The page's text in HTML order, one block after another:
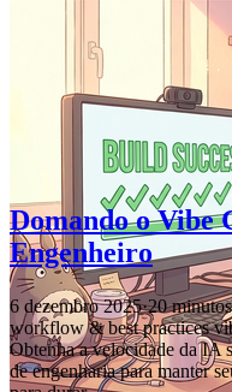
Domando o Vibe
Engenheiro
6 dezembro 2025·20 minutos
workflow & best practices
Obtenha a velocidade da IA
de engenharia para manter